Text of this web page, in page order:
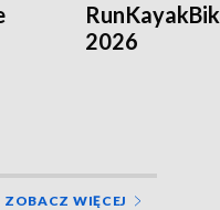
2026
ZOBACZ WIĘCEJ